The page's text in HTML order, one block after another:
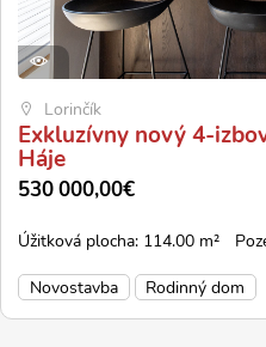
Lorinčík
Exkluzívny nový 4-
Háje
530 000,00€
Úžitková plocha: 114.00 m²
Novostavba
Rodinný dom